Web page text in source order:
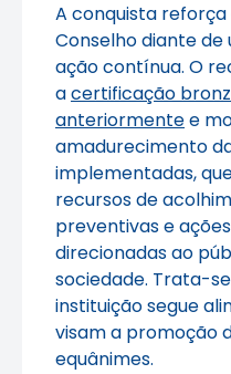
A conquista
Conselho diante de
ação contínua. O
acertificação
anteriormentee
amadurecimento
implementadas,
recursos de
preventivas e
direcionadas ao
sociedade. Trata-
instituição segue
visam a promoção
equânimes.